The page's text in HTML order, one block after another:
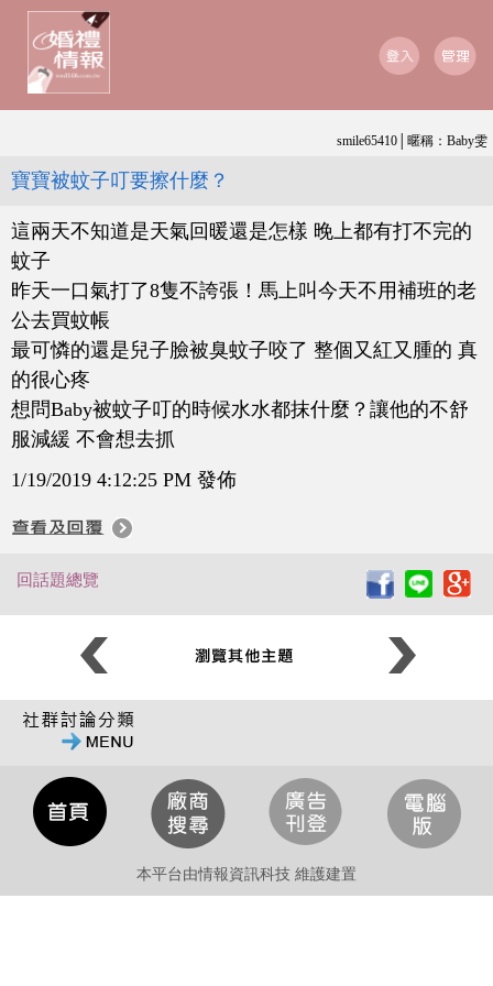
smile65410│暱稱：Baby雯
寶寶被蚊子叮要擦什麼？
這兩天不知道是天氣回暖還是怎樣 晚上都有打不完的
蚊子
昨天一口氣打了8隻不誇張！馬上叫今天不用補班的老
公去買蚊帳
最可憐的還是兒子臉被臭蚊子咬了 整個又紅又腫的 真
的很心疼
想問Baby被蚊子叮的時候水水都抹什麼？讓他的不舒
服減緩 不會想去抓
1/19/2019 4:12:25 PM 發佈
回話題總覽
本平台由情報資訊科技 維護建置